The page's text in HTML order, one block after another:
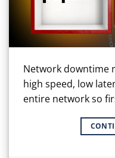
Network downtime
high speed, low
entire network so